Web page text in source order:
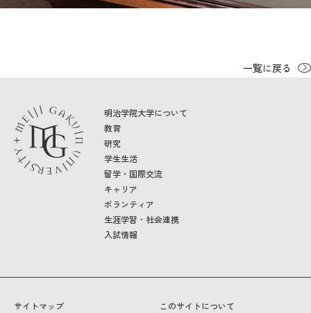
一覧に戻る
明治学院大学について
教育
研究
学生生活
留学・国際交流
キャリア
ボランティア
生涯学習・社会連携
入試情報
サイトマップ このサイトについて